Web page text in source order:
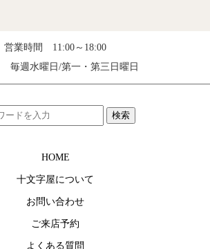
営業時間 11:00～18:00
毎週水曜日/第一・第三日曜日
検索
HOME
十文字屋について
お問い合わせ
ご来店予約
よくある質問